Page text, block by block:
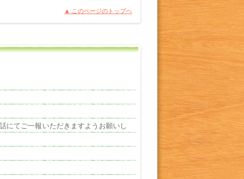
▲ このページのトップへ
にてご一報いただきますようお願いし